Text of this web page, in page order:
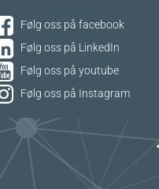
Følg oss på facebook
Følg oss på LinkedIn
Følg oss på youtube
Følg oss på Instagram